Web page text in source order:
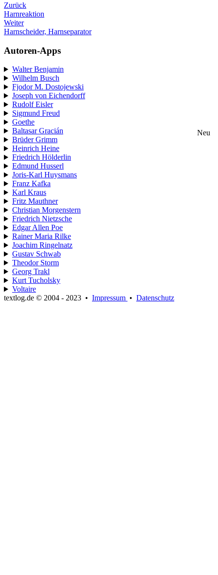
Zurück
Harnreaktion
Weiter
Harnscheider, Harnseparator
Autoren-Apps
Walter Benjamin
Wilhelm Busch
Fjodor M. Dostojewski
Joseph von Eichendorff
Rudolf Eisler
Sigmund Freud
Goethe
Baltasar Gracián
Neu
Brüder Grimm
Heinrich Heine
Friedrich Hölderlin
Edmund Husserl
Joris-Karl Huysmans
Franz Kafka
Karl Kraus
Fritz Mauthner
Christian Morgenstern
Friedrich Nietzsche
Edgar Allen Poe
Rainer Maria Rilke
Joachim Ringelnatz
Gustav Schwab
Theodor Storm
Georg Trakl
Kurt Tucholsky
Voltaire
textlog.de © 2004 - 2023 • Impressum • Datenschutz